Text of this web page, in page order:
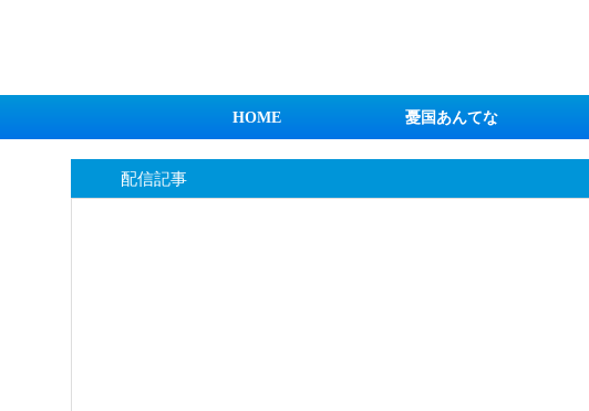
HOME 憂国あんてな
配信記事